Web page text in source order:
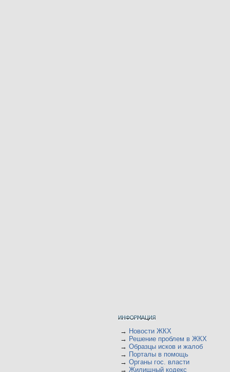
→ Новости ЖКХ
→ Решение проблем в ЖКХ
→ Образцы исков и жалоб
→ Порталы в помощь
→ Органы гос. власти
→ Жилищный кодекс